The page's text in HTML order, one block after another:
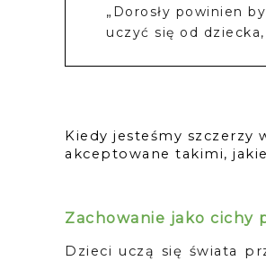
„Dorosły powinien
uczyć się od
Kiedy jesteśmy szczerzy
akceptowane takimi,
Zachowanie jako cichy
Dzieci uczą się świata